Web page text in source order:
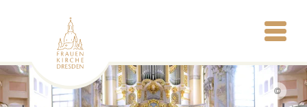
©